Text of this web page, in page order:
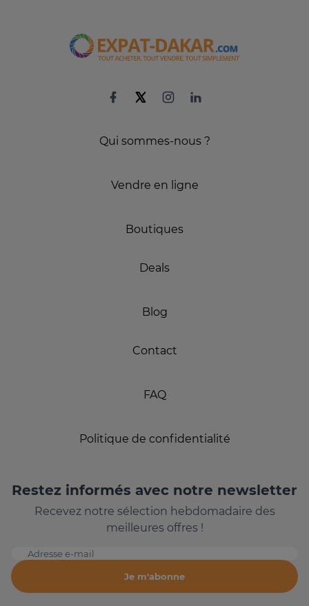
Qui sommes-nous ?
Vendre en ligne
Boutiques
Deals
Blog
Contact
FAQ
Politique de confidentialité
Restez informés avec notre newsletter
Recevez notre sélection hebdomadaire des
meilleures offres !
Adresse e-mail
Je m'abonne